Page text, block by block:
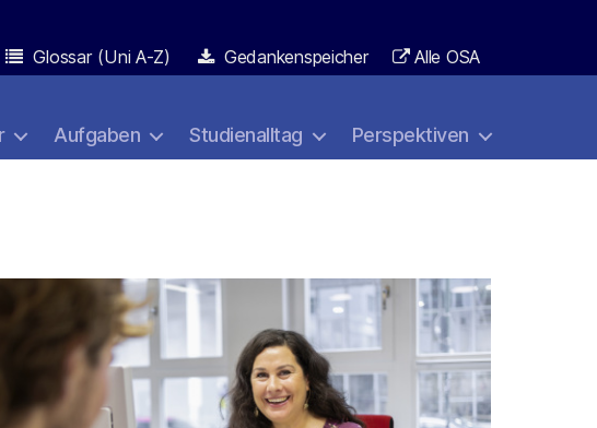
Glossar (Uni A-Z) Gedankenspeicher Alle OSA
Aufgaben Studienalltag Perspektiven